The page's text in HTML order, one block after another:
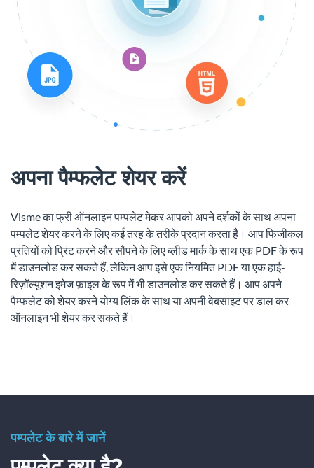
अपना पैम्फलेट शेयर करें
Visme का फ्री ऑनलाइन पम्पलेट मेकर आपको अपने दर्शकों के साथ अपना
पम्पलेट शेयर करने के लिए कई तरह के तरीके प्रदान करता है। आप फिजीकल
प्रतियों को प्रिंट करने और सौंपने के लिए ब्लीड मार्क के साथ एक PDF के रूप
में डाउनलोड कर सकते हैं, लेकिन आप इसे एक नियमित PDF या एक हाई-
रिज़ॉल्यूशन इमेज फ़ाइल के रूप में भी डाउनलोड कर सकते हैं। आप अपने
पैम्फलेट को शेयर करने योग्य लिंक के साथ या अपनी वेबसाइट पर डाल कर
ऑनलाइन भी शेयर कर सकते हैं।
पम्पलेट के बारे में जानें